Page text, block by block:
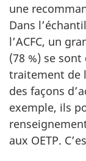
une
Dans
l’ACFC, un
(78 %) se
traitement de
des façons
exemple, ils
aux OETP.